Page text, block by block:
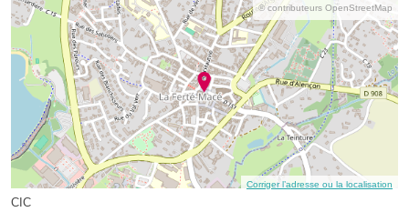
© contributeurs OpenStreetMap
Corriger l’adresse ou la localisation
CIC